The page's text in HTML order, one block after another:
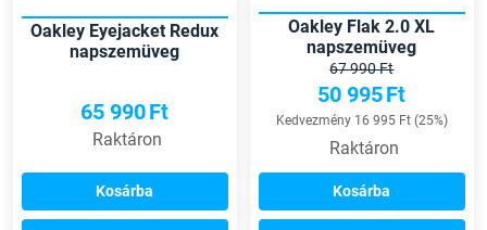
Oakley Eyejacket Redux
napszemüveg
65 990Ft
Raktáron
Kosárba
Oakley Flak 2.0 XL
napszemüveg
67 990 Ft
50 995Ft
Kedvezmény 16 995 Ft (25%)
Raktáron
Kosárba